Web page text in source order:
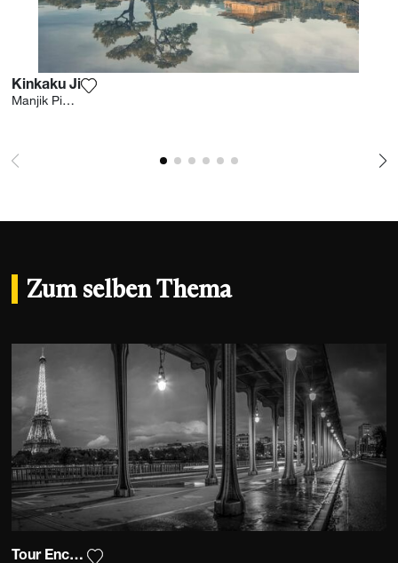
Kinkaku Ji
Manjik Pictures
Zum selben Thema
Tour Encadrée